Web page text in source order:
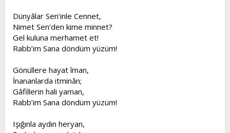
Dünyâlar Sen’inle Cennet,
Nimet Sen’den kime minnet?
Gel kuluna merhamet et!
Rabb’im Sana döndüm yüzüm!
Gönüllere hayat îman,
İnananlarda itminân;
Gâfillerin hali yaman,
Rabb’im Sana döndüm yüzüm!
Işığınla aydın heryan,